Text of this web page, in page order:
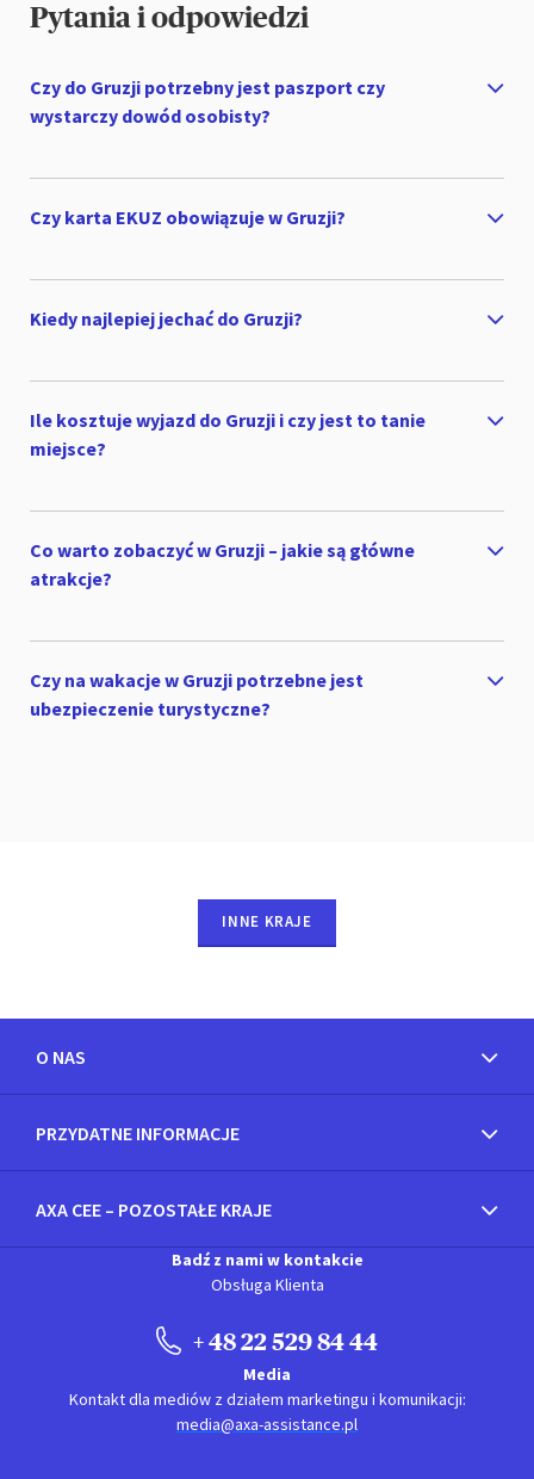
Pytania i odpowiedzi
Czy do Gruzji potrzebny jest paszport czy
wystarczy dowód osobisty?
Czy karta EKUZ obowiązuje w Gruzji?
Kiedy najlepiej jechać do Gruzji?
Ile kosztuje wyjazd do Gruzji i czy jest to tanie
miejsce?
Co warto zobaczyć w Gruzji – jakie są główne
atrakcje?
Czy na wakacje w Gruzji potrzebne jest
ubezpieczenie turystyczne?
INNE KRAJE
O NAS
PRZYDATNE INFORMACJE
AXA CEE – POZOSTAŁE KRAJE
Badź z nami w kontakcie
Obsługa Klienta
+ 48 22 529 84 44
Media
Kontakt dla mediów z działem marketingu i komunikacji:
media@axa-assistance.pl